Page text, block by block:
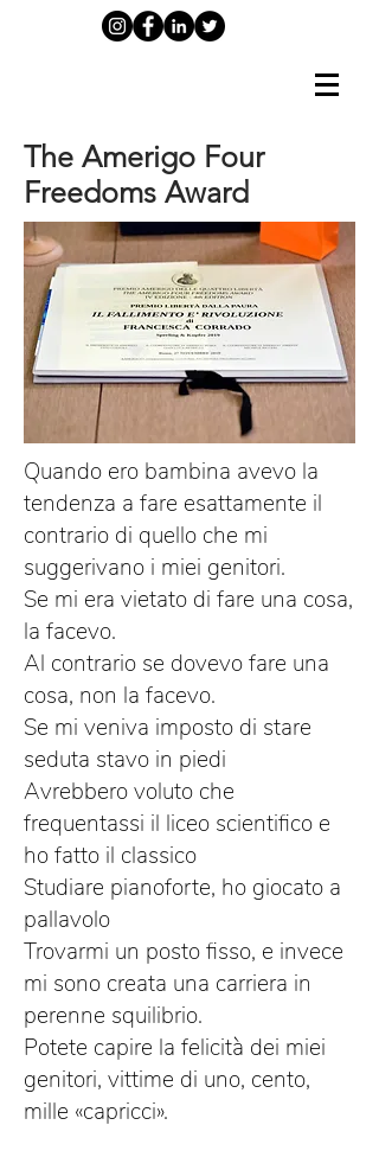
The Amerigo Four
Freedoms Award
Quando ero bambina avevo la
tendenza a fare esattamente il
contrario di quello che mi
suggerivano i miei genitori.
Se mi era vietato di fare una cosa,
la facevo.
Al contrario se dovevo fare una
cosa, non la facevo.
Se mi veniva imposto di stare
seduta stavo in piedi
Avrebbero voluto che
frequentassi il liceo scientifico e
ho fatto il classico
Studiare pianoforte, ho giocato a
pallavolo
Trovarmi un posto fisso, e invece
mi sono creata una carriera in
perenne squilibrio.
Potete capire la felicità dei miei
genitori, vittime di uno, cento,
mille «capricci».